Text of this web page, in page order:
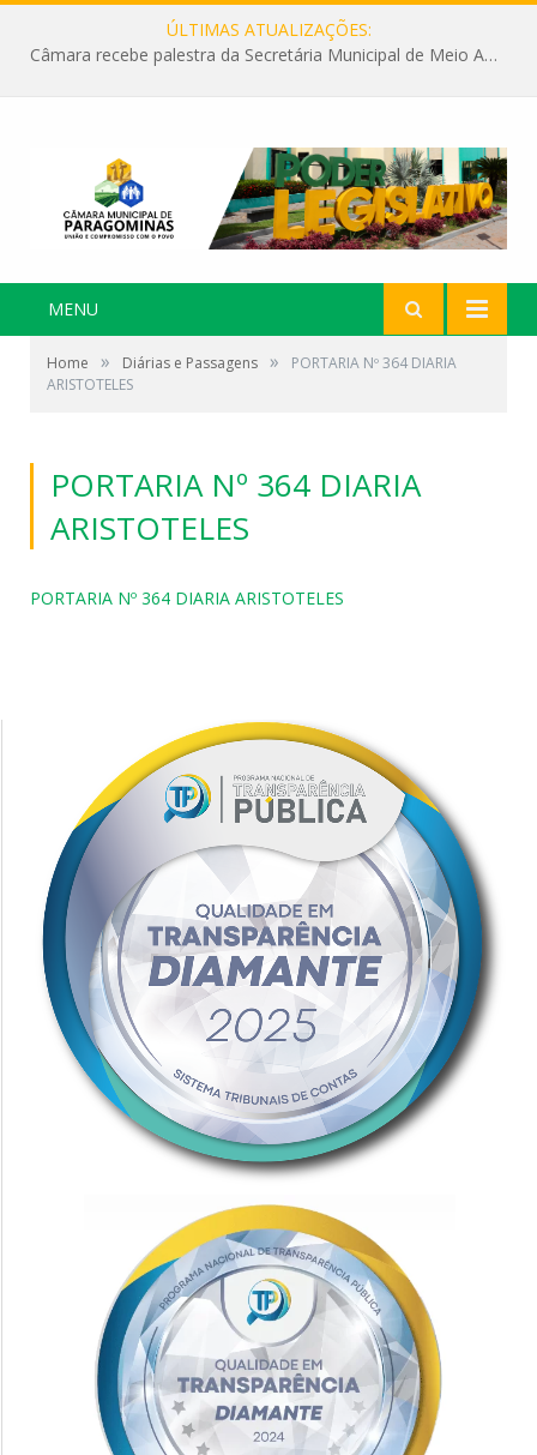
ÚLTIMAS ATUALIZAÇÕES:
Câmara recebe palestra da Secretária Municipal de Meio Ambiente sobre as ações da “SEMANA DO MEIO AMBIENTE”
MENU
Home » Diárias e Passagens »
PORTARIA Nº 364 DIARIA
ARISTOTELES
PORTARIA Nº 364 DIARIA
ARISTOTELES
PORTARIA Nº 364 DIARIA ARISTOTELES